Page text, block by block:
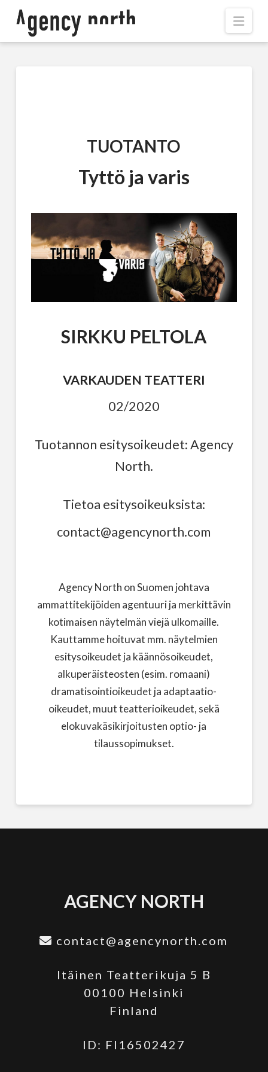
TUOTANTO
Tyttö ja varis
SIRKKU PELTOLA
VARKAUDEN TEATTERI
02/2020
Tuotannon esitysoikeudet: Agency
North.
Tietoa esitysoikeuksista:
contact@agencynorth.com
Agency North on Suomen johtava
ammattitekijöiden agentuuri ja merkittävin
kotimaisen näytelmän viejä ulkomaille.
Kauttamme hoituvat mm. näytelmien
esitysoikeudet ja käännösoikeudet,
alkuperäisteosten (esim. romaani)
dramatisointioikeudet ja adaptaatio-
oikeudet, muut teatterioikeudet, sekä
elokuvakäsikirjoitusten optio- ja
tilaussopimukset.
AGENCY NORTH
contact@agencynorth.com
Itäinen Teatterikuja 5 B
00100 Helsinki
Finland
ID: FI16502427